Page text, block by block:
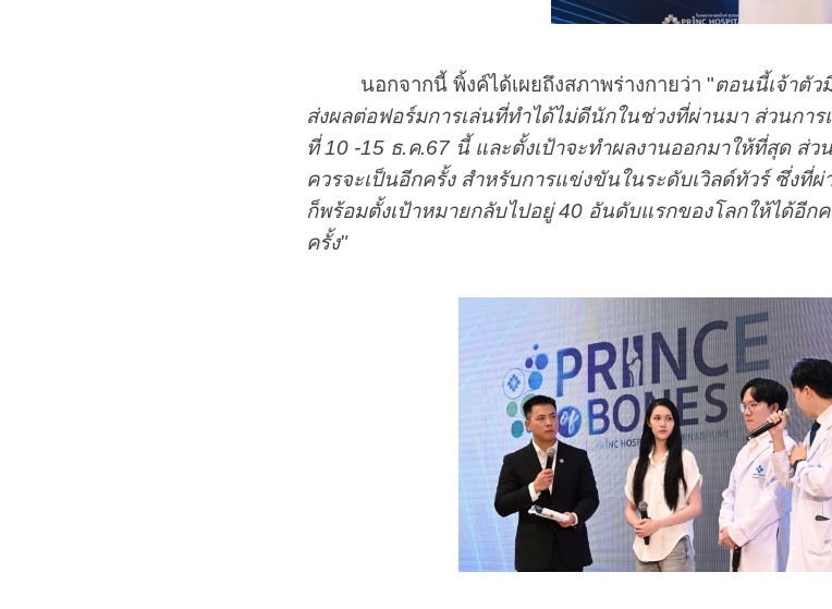
นอกจากนี้ พิ้งค์ได้เผยถึงสภาพร่างกายว่า "ตอนนี้เจ้าตัว
ส่งผลต่อฟอร์มการเล่นที่ทำได้ไม่ดีนักในช่วงที่ผ่านมา ส่วนกา
ที่ 10 -15 ธ.ค.67 นี้ และตั้งเป้าจะทำผลงานออกมาให้ที่สุด ส่
ควรจะเป็นอีกครั้ง สำหรับการแข่งขันในระดับเวิลด์ทัวร์ ซึ่งที่
ก็พร้อมตั้งเป้าหมายกลับไปอยู่ 40 อันดับแรกของโลกให้ได้อี
ครั้ง"